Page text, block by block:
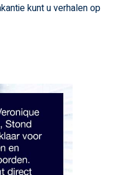
kunt u verhalen op